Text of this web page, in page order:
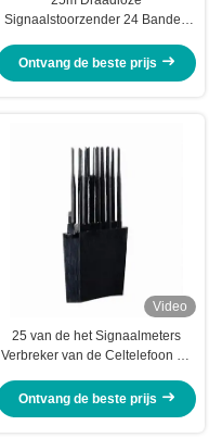
Signaalstoorzender 24 Banden
UHFvhf
Ontvang de beste prijs
Video
25 van de het Signaalmeters
Verbreker van de Celtelefoon 16
Pu Shell
Ontvang de beste prijs